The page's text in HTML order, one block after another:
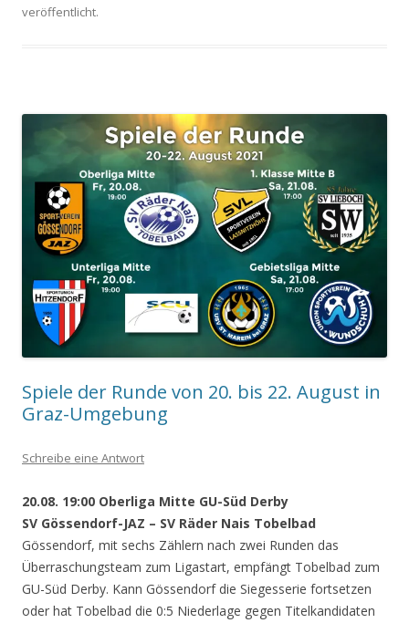
veröffentlicht.
Spiele der Runde von 20. bis 22. August in
Graz-Umgebung
Schreibe eine Antwort
20.08. 19:00 Oberliga Mitte GU-Süd Derby
SV Gössendorf-JAZ – SV Räder Nais Tobelbad
Gössendorf, mit sechs Zählern nach zwei Runden das
Überraschungsteam zum Ligastart, empfängt Tobelbad zum
GU-Süd Derby. Kann Gössendorf die Siegesserie fortsetzen
oder hat Tobelbad die 0:5 Niederlage gegen Titelkandidaten